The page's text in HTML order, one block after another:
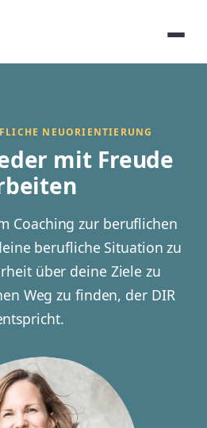
NEUORIENTIERUNG
mit Freude
Coaching zur beruflichen
berufliche Situation zu
über deine Ziele zu
Weg zu finden, der DIR